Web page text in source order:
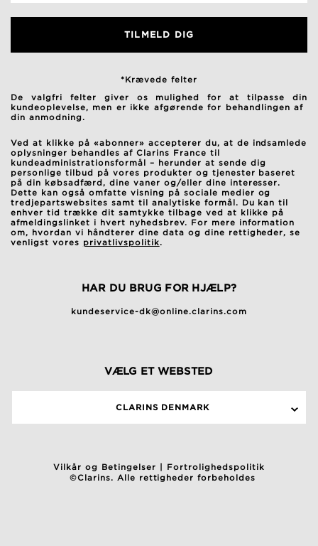
TILMELD DIG
*Krævede felter
De valgfri felter giver os mulighed for at tilpasse din
kundeoplevelse, men er ikke afgørende for behandlingen af ​​
din anmodning.
Ved at klikke på «abonner» accepterer du, at de indsamlede
oplysninger behandles af Clarins France til
kundeadministrationsformål – herunder at sende dig
personlige tilbud på vores produkter og tjenester baseret
på din købsadfærd, dine vaner og/eller dine interesser.
Dette kan også omfatte visning på sociale medier og
tredjepartswebsites samt til analytiske formål. Du kan til
enhver tid trække dit samtykke tilbage ved at klikke på
afmeldingslinket i hvert nyhedsbrev. For mere information
om, hvordan vi håndterer dine data og dine rettigheder, se
venligst vores privatlivspolitik.
HAR DU BRUG FOR HJÆLP?
kundeservice-dk@online.clarins.com
VÆLG ET WEBSTED
CLARINS DENMARK
Vilkår og Betingelser
Fortrolighedspolitik
©Clarins. Alle rettigheder forbeholdes